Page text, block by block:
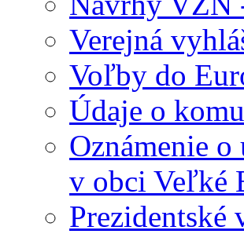
Verejná
Voľby do
Údaje o
Oznámenie
v obci Veľké